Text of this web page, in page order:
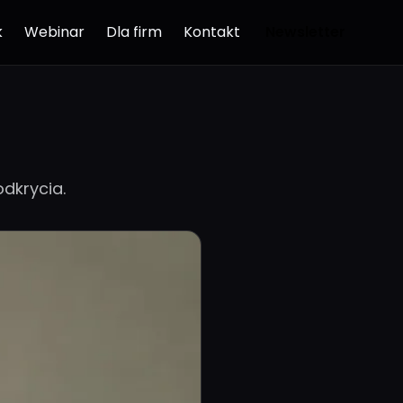
Webinar Dla firm Kontakt